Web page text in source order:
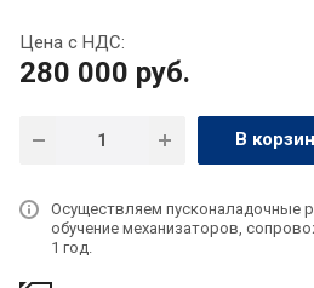
Цена с НДС:
280 000 руб.
В
Осуществляем пусконаладочные
обучение механизаторов,
1 год.